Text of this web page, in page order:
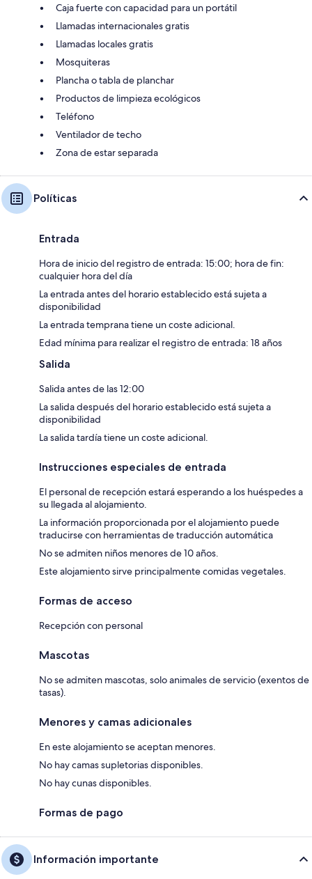
Caja fuerte con capacidad para un portátil
Llamadas internacionales gratis
Llamadas locales gratis
Mosquiteras
Plancha o tabla de planchar
Productos de limpieza ecológicos
Teléfono
Ventilador de techo
Zona de estar separada
Políticas
Entrada
Hora de inicio del registro de entrada: 15:00; hora de fin:
cualquier hora del día
La entrada antes del horario establecido está sujeta a
disponibilidad
La entrada temprana tiene un coste adicional.
Edad mínima para realizar el registro de entrada: 18 años
Salida
Salida antes de las 12:00
La salida después del horario establecido está sujeta a
disponibilidad
La salida tardía tiene un coste adicional.
Instrucciones especiales de entrada
El personal de recepción estará esperando a los huéspedes a
su llegada al alojamiento.
La información proporcionada por el alojamiento puede
traducirse con herramientas de traducción automática
No se admiten niños menores de 10 años.
Este alojamiento sirve principalmente comidas vegetales.
Formas de acceso
Recepción con personal
Mascotas
No se admiten mascotas, solo animales de servicio (exentos de
tasas).
Menores y camas adicionales
En este alojamiento se aceptan menores.
No hay camas supletorias disponibles.
No hay cunas disponibles.
Formas de pago
Información importante